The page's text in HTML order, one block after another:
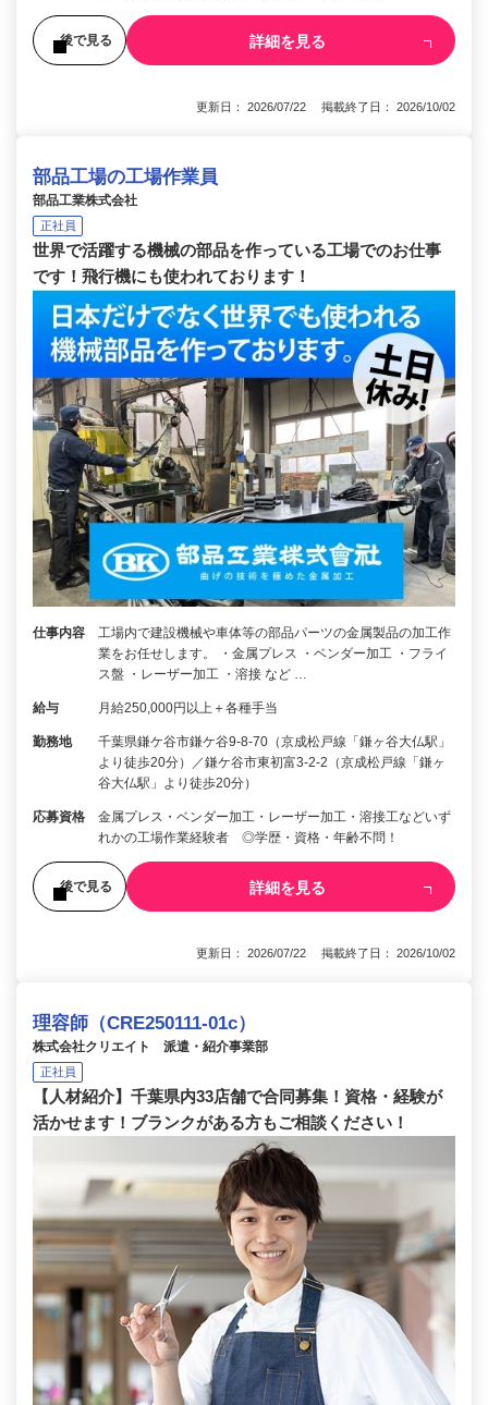
後で見る 詳細を見る
更新日： 2026/07/22 掲載終了日： 2026/10/02
部品工場の工場作業員
部品工業株式会社
正社員
世界で活躍する機械の部品を作っている工場でのお仕事
です！飛行機にも使われております！
仕事内容
工場内で建設機械や車体等の部品パーツの金属製品の加工作
業をお任せします。 ・金属プレス ・ベンダー加工 ・フライ
ス盤 ・レーザー加工 ・溶接 など …
給与 月給250,000円以上＋各種手当
勤務地
千葉県鎌ケ谷市鎌ケ谷9-8-70（京成松戸線「鎌ヶ谷大仏駅」
より徒歩20分）／鎌ケ谷市東初富3-2-2（京成松戸線「鎌ヶ
谷大仏駅」より徒歩20分）
応募資格
金属プレス・ベンダー加工・レーザー加工・溶接工などいず
れかの工場作業経験者 ◎学歴・資格・年齢不問！
後で見る 詳細を見る
更新日： 2026/07/22 掲載終了日： 2026/10/02
理容師（CRE250111-01c）
株式会社クリエイト 派遣・紹介事業部
正社員
【人材紹介】千葉県内33店舗で合同募集！資格・経験が
活かせます！ブランクがある方もご相談ください！